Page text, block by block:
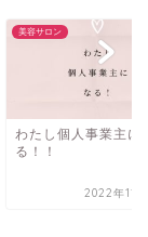
美容サロン
わたし個人事業主に
る！！
2022年11